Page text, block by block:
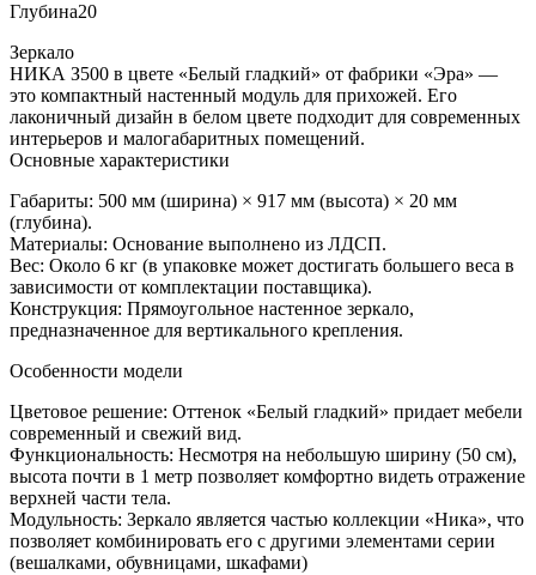
Глубина20
Зеркало
НИКА З500 в цвете «Белый гладкий» от фабрики «Эра» —
это компактный настенный модуль для прихожей. Его
лаконичный дизайн в белом цвете подходит для современных
интерьеров и малогабаритных помещений.
Основные характеристики
Габариты: 500 мм (ширина) × 917 мм (высота) × 20 мм
(глубина).
Материалы: Основание выполнено из ЛДСП.
Вес: Около 6 кг (в упаковке может достигать большего веса в
зависимости от комплектации поставщика).
Конструкция: Прямоугольное настенное зеркало,
предназначенное для вертикального крепления.
Особенности модели
Цветовое решение: Оттенок «Белый гладкий» придает мебели
современный и свежий вид.
Функциональность: Несмотря на небольшую ширину (50 см),
высота почти в 1 метр позволяет комфортно видеть отражение
верхней части тела.
Модульность: Зеркало является частью коллекции «Ника», что
позволяет комбинировать его с другими элементами серии
(вешалками, обувницами, шкафами)